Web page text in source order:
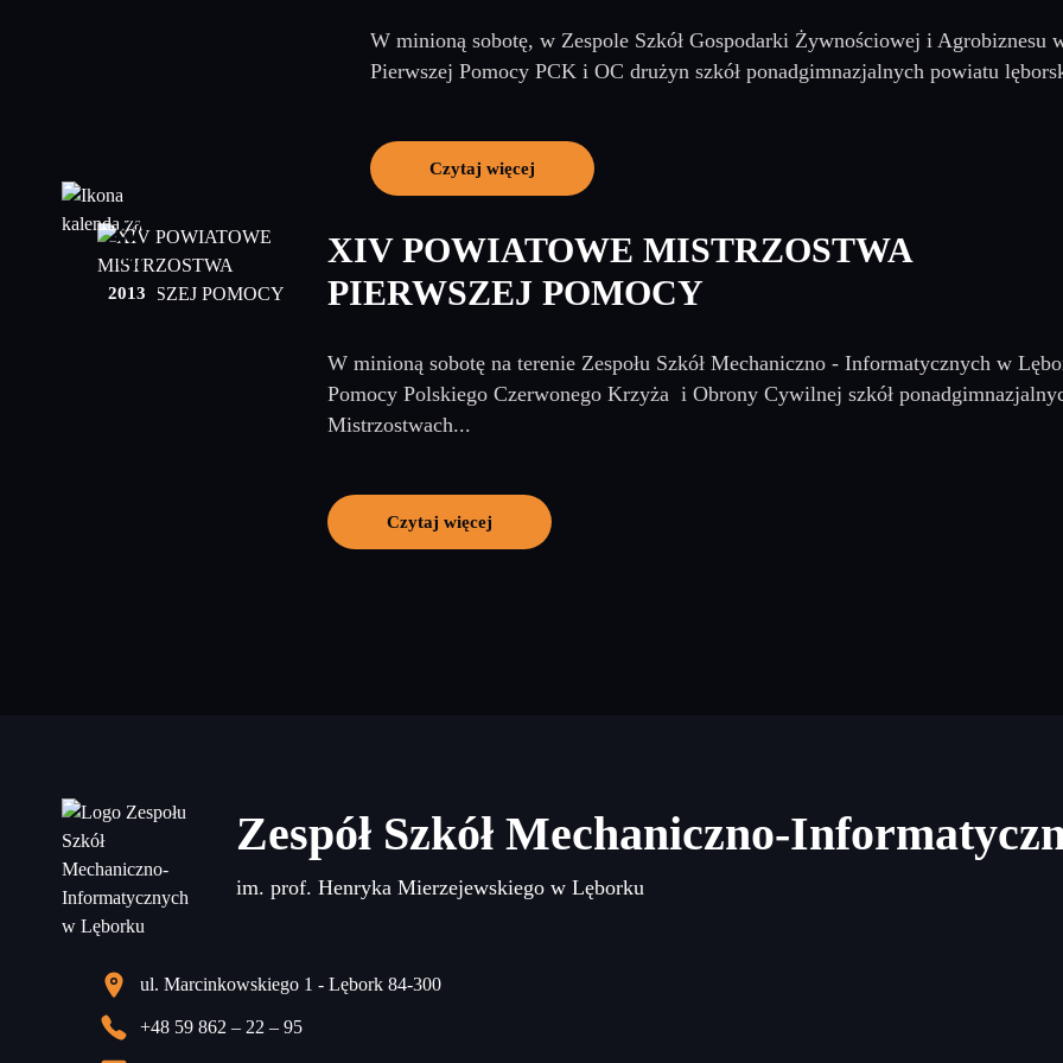
W minioną sobotę, w Zespole Szkół Gospodarki Żywnościowej i
Pierwszej Pomocy PCK i OC drużyn szkół ponadgimnazjalnych powiatu
Czytaj więcej
27
maj
2013
XIV POWIATOWE MISTRZOSTWA
PIERWSZEJ POMOCY
W minioną sobotę na terenie Zespołu Szkół Mechaniczno - Informatycznych w
Pomocy Polskiego Czerwonego Krzyża i Obrony Cywilnej szkół
Mistrzostwach...
Czytaj więcej
Zespół Szkół Mechaniczno-
im. prof. Henryka Mierzejewskiego w Lęborku
ul. Marcinkowskiego 1 - Lębork 84-300
+48 59 862 – 22 – 95